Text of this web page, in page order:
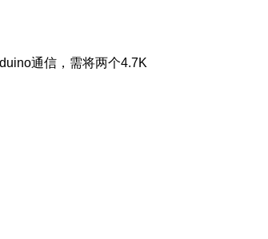
通信，需将两个4.7K